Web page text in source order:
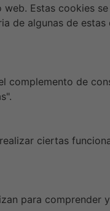
Estas cookies
de algunas de
complemento de
ciertas
para comprender